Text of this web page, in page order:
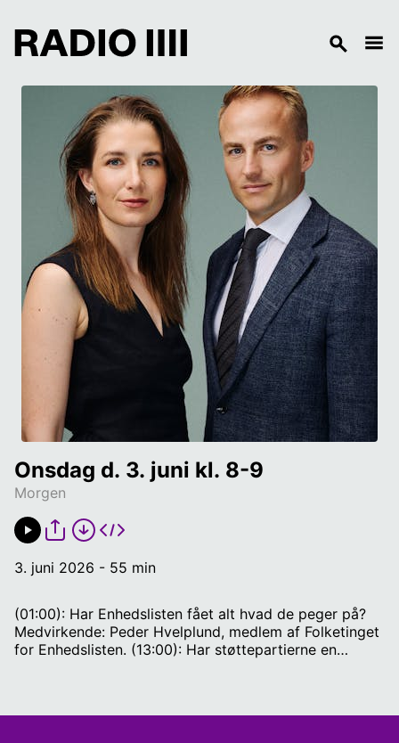
Morgen
Onsdag d. 3. juni kl. 8-9
3. juni 2026 - 55 min
(01:00): Har Enhedslisten fået alt hvad de peger på?
Medvirkende: Peder Hvelplund, medlem af Folketinget
for Enhedslisten. (13:00): Har støttepartierne en
(19:00): Har Forsvaret ikke fået nok? Medvirkende: